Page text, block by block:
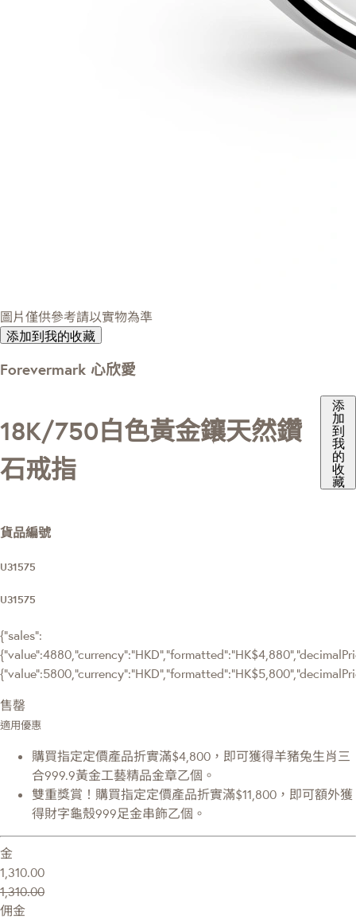
圖片僅供參考請以實物為準
添加到我的收藏
Forevermark 心欣愛
18K/750白色黃金鑲天然鑽
石戒指
添
加
到
我
的
收
藏
貨品編號
U31575
U31575
{"sales":
售罄
適用優惠
購買指定定價產品折實滿$4,800，即可獲得羊豬兔生肖三
合999.9黃金工藝精品金章乙個。
雙重獎賞！購買指定定價產品折實滿$11,800，即可額外獲
得財字龜殼999足金串飾乙個。
金
1,310.00
1,310.00
佣金